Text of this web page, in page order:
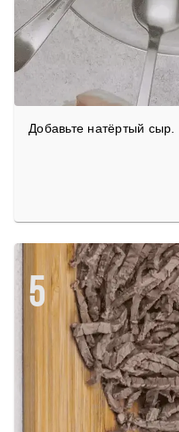
Добавьте натёртый сыр.
5